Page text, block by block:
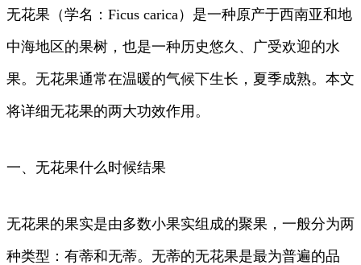
无花果（学名：Ficus carica）是一种原产于西南亚和地
中海地区的果树，也是一种历史悠久、广受欢迎的水
果。无花果通常在温暖的气候下生长，夏季成熟。本文
将详细无花果的两大功效作用。
一、无花果什么时候结果
无花果的果实是由多数小果实组成的聚果，一般分为两
种类型：有蒂和无蒂。无蒂的无花果是最为普遍的品